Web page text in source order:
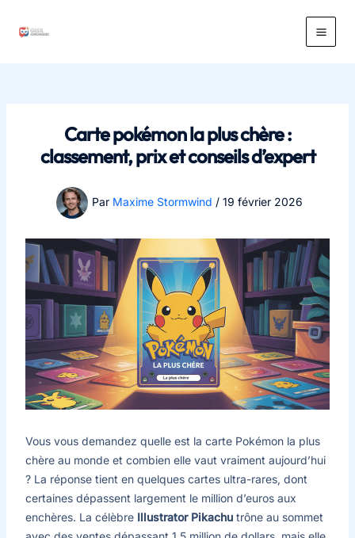
Main
Carte pokémon la plus chère :
classement, prix et conseils d’expert
Par Maxime Stormwind / 19 février 2026
Vous vous demandez quelle est la carte Pokémon la plus
chère au monde et combien elle vaut vraiment aujourd’hui
? La réponse tient en quelques cartes ultra-rares, dont
certaines dépassent largement le million d’euros aux
enchères. La célèbre Illustrator Pikachutrône au sommet